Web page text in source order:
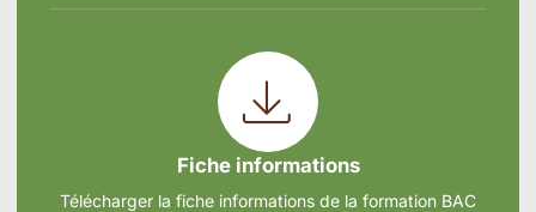
Fiche informations
Télécharger la fiche informations de la formation BAC